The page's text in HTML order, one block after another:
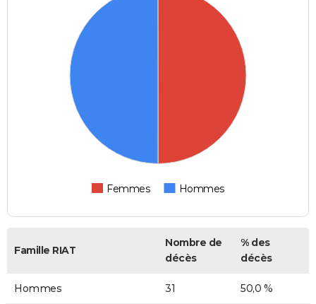
Femmes Hommes
Famille RIAT
Nombre de
décès
% des
décès
Hommes 31 50,0 %